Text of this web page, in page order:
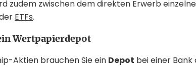
zudem zwischen dem direkten Erwerb
ETFs.
Wertpapierdepot
Aktien brauchen Sie ein Depot bei einer